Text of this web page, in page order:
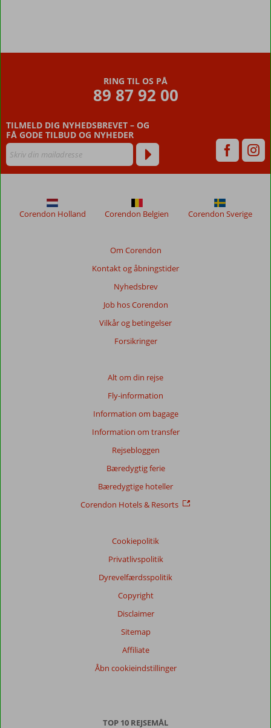
RING TIL OS PÅ
89 87 92 00
TILMELD DIG NYHEDSBREVET – OG
FÅ GODE TILBUD OG NYHEDER
Om Corendon
Kontakt og åbningstider
Nyhedsbrev
Job hos Corendon
Vilkår og betingelser
Forsikringer
Alt om din rejse
Fly-information
Information om bagage
Information om transfer
Rejsebloggen
Bæredygtig ferie
Bæredygtige hoteller
Corendon Hotels & Resorts
Cookiepolitik
Privatlivspolitik
Dyrevelfærdsspolitik
Copyright
Disclaimer
Sitemap
Affiliate
Åbn cookieindstillinger
Corendon Holland Corendon Belgien Corendon Sverige
TOP 10 REJSEMÅL